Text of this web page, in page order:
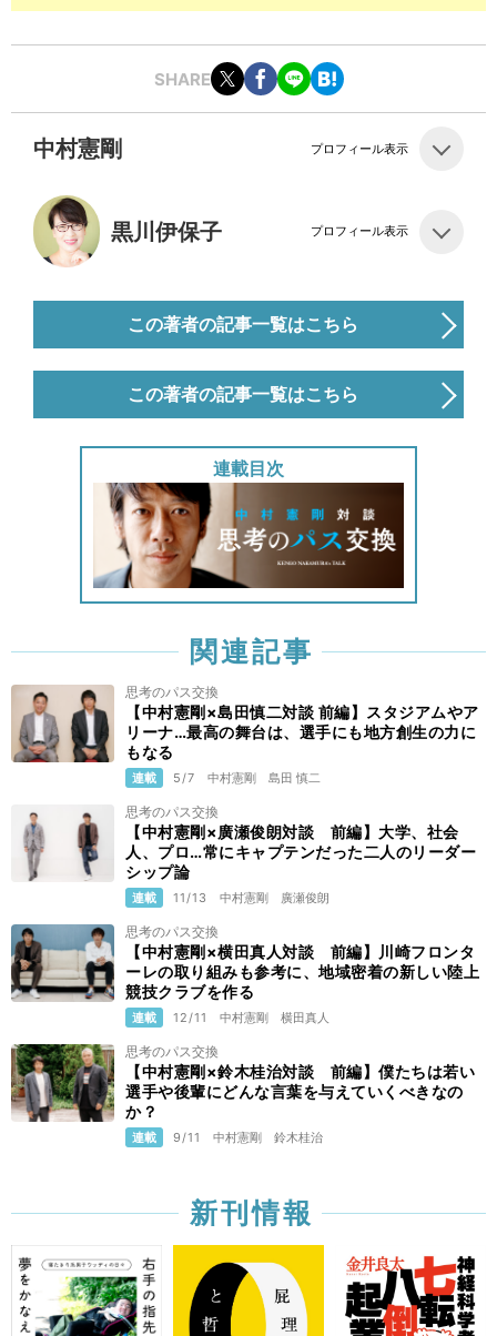
SHARE
中村憲剛 プロフィール表示
黒川伊保子 プロフィール表示
この著者の記事一覧はこちら
この著者の記事一覧はこちら
連載目次
関連記事
思考のパス交換
【中村憲剛×島田慎二対談 前編】スタジアムやア
リーナ…最高の舞台は、選手にも地方創生の力に
もなる
連載 5/7 中村憲剛 島田 慎二
思考のパス交換
【中村憲剛×廣瀬俊朗対談 前編】大学、社会
人、プロ…常にキャプテンだった二人のリーダー
シップ論
連載 11/13 中村憲剛 廣瀬俊朗
思考のパス交換
【中村憲剛×横田真人対談 前編】川崎フロンタ
ーレの取り組みも参考に、地域密着の新しい陸上
競技クラブを作る
連載 12/11 中村憲剛 横田真人
思考のパス交換
【中村憲剛×鈴木桂治対談 前編】僕たちは若い
選手や後輩にどんな言葉を与えていくべきなの
か？
連載 9/11 中村憲剛 鈴木桂治
新刊情報